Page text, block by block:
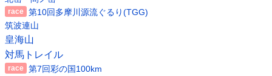
第10回多摩川源流ぐるり(TGG)
筑波連山
皇海山
対馬トレイル
第7回彩の国100km